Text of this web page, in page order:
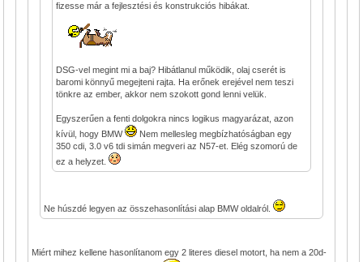
fizesse már a fejlesztési és konstrukciós hibákat.
DSG-vel megint mi a baj? Hibátlanul működik, olaj cserét is
baromi könnyű megejteni rajta. Ha erőnek erejével nem teszi
tönkre az ember, akkor nem szokott gond lenni velük.
Egyszerűen a fenti dolgokra nincs logikus magyarázat, azon
kívül, hogy BMW
Nem mellesleg megbízhatóságban egy
350 cdi, 3.0 v6 tdi simán megveri az N57-et. Elég szomorú de
ez a helyzet.
Ne húszdé legyen az összehasonlítási alap BMW oldalról.
Miért mihez kellene hasonlítanom egy 2 literes diesel motort, ha nem a 20d-